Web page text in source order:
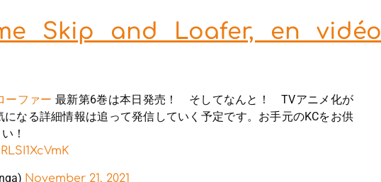
Skip and Loafer, en vidéo
ーファー 最新第6巻は本日発売！ そしてなんと！ TVアニメ化が
る詳細情報は追って発信していく予定です。お手元のKCをお供
！
November 21, 2021